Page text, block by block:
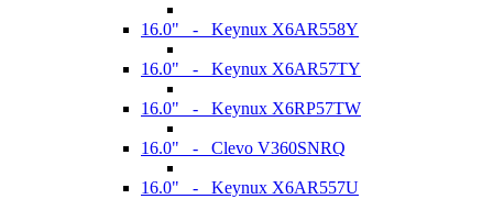
16.0" - Keynux X6AR558Y
16.0" - Keynux X6AR57TY
16.0" - Keynux X6RP57TW
16.0" - Clevo V360SNRQ
16.0" - Keynux X6AR557U